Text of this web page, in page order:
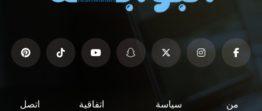
من سياسة اتفاقية اتصل